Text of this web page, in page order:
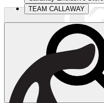
TEAM CALLAWAY